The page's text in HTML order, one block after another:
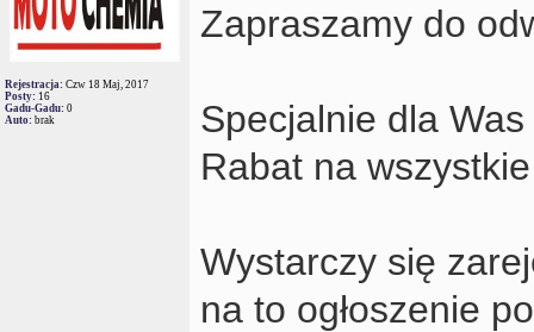
Rejestracja: Czw 18 Maj, 2017
Posty: 16
Gadu-Gadu: 0
Auto: brak
Zapraszamy do
Specjalnie dla
Rabat na
Wystarczy się
na to ogłoszenie